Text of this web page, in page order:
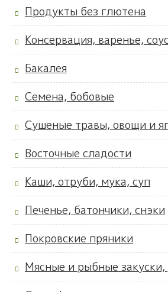
Продукты без глютена
Консервация, варенье,
Бакалея
Семена, бобовые
Сушеные травы, овощи и
Восточные сладости
Каши, отруби, мука, суп
Печенье, батончики, снэки
Покровские пряники
Мясные и рыбные